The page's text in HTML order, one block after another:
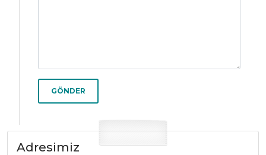
GÖNDER
Adresimiz